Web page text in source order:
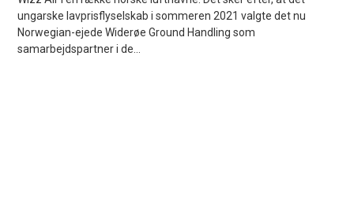
ungarske lavprisflyselskab i sommeren 2021 valgte det nu
Norwegian-ejede Widerøe Ground Handling som
samarbejdspartner i de...